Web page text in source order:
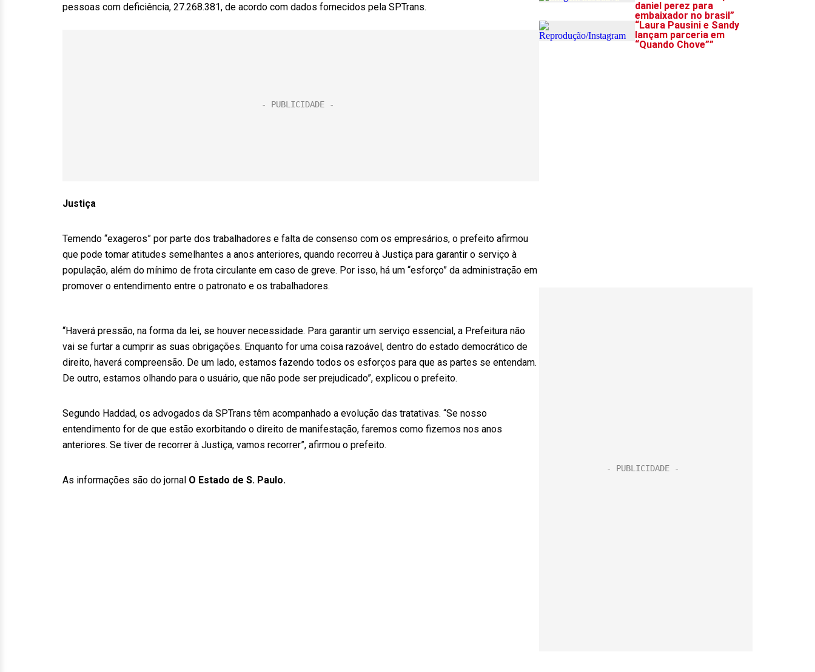
pessoas com deficiência, 27.268.381, de acordo com dados fornecidos pela SPTrans.
Justiça
Temendo “exageros” por parte dos trabalhadores e falta de consenso com os empresários, o prefeito afirmou
que pode tomar atitudes semelhantes a anos anteriores, quando recorreu à Justiça para garantir o serviço à
população, além do mínimo de frota circulante em caso de greve. Por isso, há um “esforço” da administração em
promover o entendimento entre o patronato e os trabalhadores.
“Haverá pressão, na forma da lei, se houver necessidade. Para garantir um serviço essencial, a Prefeitura não
vai se furtar a cumprir as suas obrigações. Enquanto for uma coisa razoável, dentro do estado democrático de
direito, haverá compreensão. De um lado, estamos fazendo todos os esforços para que as partes se entendam.
De outro, estamos olhando para o usuário, que não pode ser prejudicado”, explicou o prefeito.
Segundo Haddad, os advogados da SPTrans têm acompanhado a evolução das tratativas. “Se nosso
entendimento for de que estão exorbitando o direito de manifestação, faremos como fizemos nos anos
anteriores. Se tiver de recorrer à Justiça, vamos recorrer”, afirmou o prefeito.
As informações são do jornal O Estado de S. Paulo.